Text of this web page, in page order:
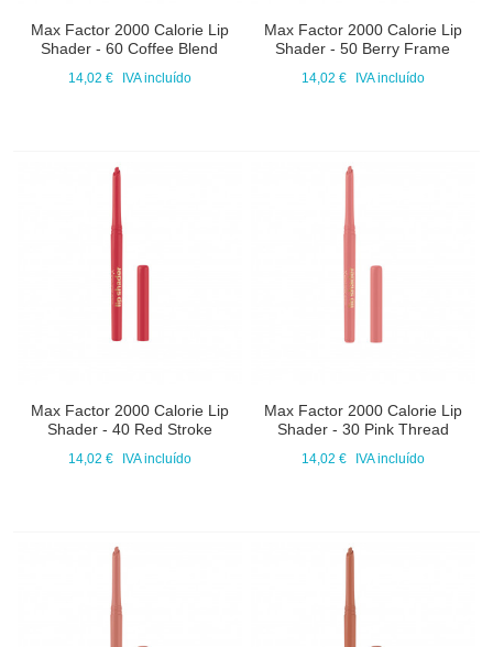
Max Factor 2000 Calorie Lip
Shader - 60 Coffee Blend
14,02 € IVA incluído
Max Factor 2000 Calorie Lip
Shader - 50 Berry Frame
14,02 € IVA incluído
Max Factor 2000 Calorie Lip
Shader - 40 Red Stroke
14,02 € IVA incluído
Max Factor 2000 Calorie Lip
Shader - 30 Pink Thread
14,02 € IVA incluído